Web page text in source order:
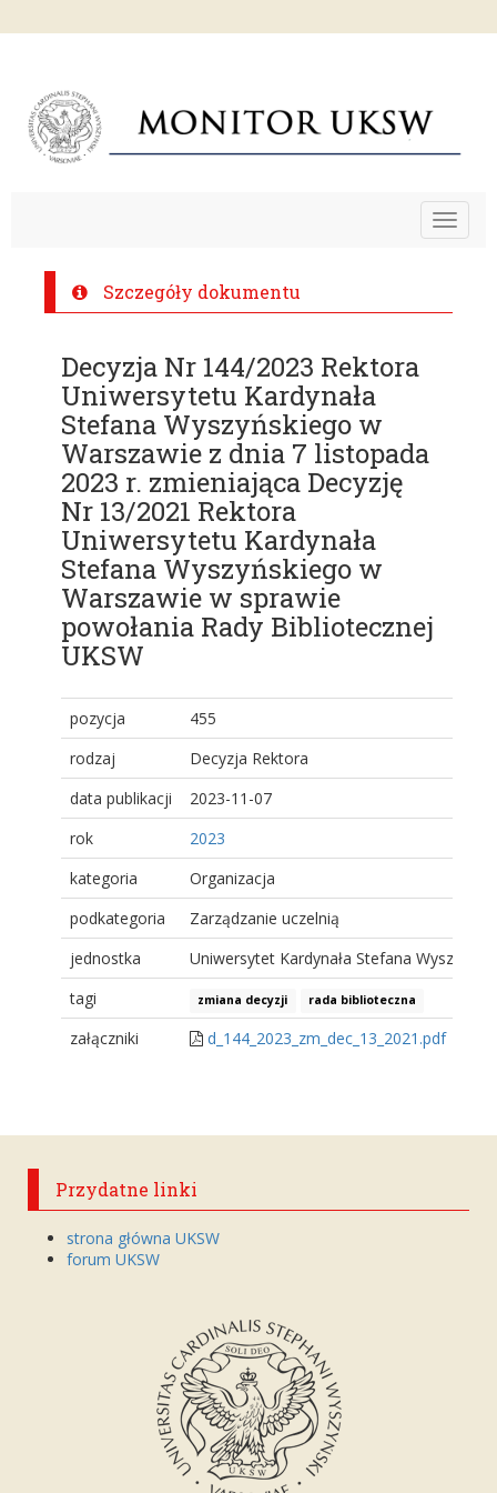
Toggle
Szczegóły dokumentu
Decyzja Nr 144/2023 Rektora
Uniwersytetu Kardynała
Stefana Wyszyńskiego w
Warszawie z dnia 7 listopada
2023 r. zmieniająca Decyzję
Nr 13/2021 Rektora
Uniwersytetu Kardynała
Stefana Wyszyńskiego w
Warszawie w sprawie
powołania Rady Bibliotecznej
UKSW
pozycja
455
rodzaj
Decyzja Rektora
data publikacji
2023-11-07
rok
2023
kategoria
Organizacja
podkategoria
Zarządzanie uczelnią
jednostka
Uniwersytet Kardynała Stefana
tagi
zmiana decyzji rada biblioteczna
załączniki d_144_2023_zm_dec_13_2021.pdf
Przydatne linki
strona główna UKSW
forum UKSW